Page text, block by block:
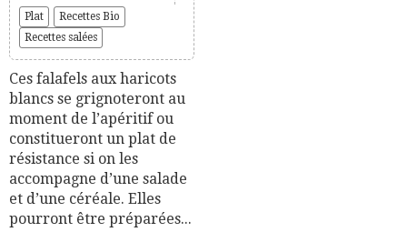
Plat
Recettes Bio
Recettes salées
Ces falafels aux haricots
blancs se grignoteront au
moment de l’apéritif ou
constitueront un plat de
résistance si on les
accompagne d’une salade
et d’une céréale. Elles
pourront être préparées...